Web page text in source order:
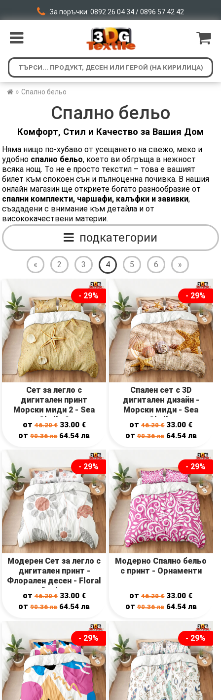
За поръчки: 0892 26 04 34 / 0896 57 42 42
» Спално бельо
Спално бельо
Комфорт, Стил и Качество за Вашия Дом
Няма нищо по-хубаво от усещането на свежо, меко и
удобно спално бельо, което ви обгръща в нежност
всяка нощ. То не е просто текстил – това е вашият
билет към спокоен сън и пълноценна почивка. В нашия
онлайн магазин ще откриете богато разнообразие от
спални комплекти, чаршафи, калъфки и завивки,
създадени с внимание към детайла и от
висококачествени материи.
подкатегории
« 2 3 4 5 6 »
- 29%
Сет за легло с
дигитален принт
Морски миди 2 - Sea
Shells 2
от46.20€ 33.00 €
от90.36лв 64.54лв
- 29%
Спален сет с 3D
дигитален дизайн -
Морски миди - Sea
Shells
от46.20€ 33.00 €
от 90.36лв 64.54 лв
- 29%
Модерен Сет за легло с
дигитален принт -
Флорален десен - Floral
Design
от46.20€ 33.00 €
от90.36лв 64.54лв
- 29%
Модерно Спално бельо
с принт - Орнаменти
от46.20€ 33.00 €
от 90.36лв 64.54 лв
- 29% - 29%